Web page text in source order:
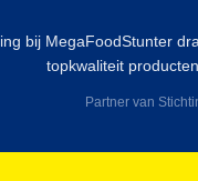
bij MegaFoodStunter
topkwaliteit
Partner van